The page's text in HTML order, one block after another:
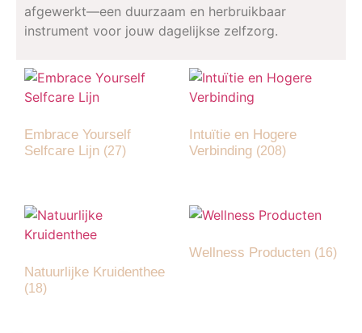
afgewerkt—een duurzaam en herbruikbaar
instrument voor jouw dagelijkse zelfzorg.
Embrace Yourself
Selfcare Lijn (27)
Intuïtie en Hogere
Verbinding (208)
Natuurlijke Kruidenthee
(18)
Wellness Producten (16)